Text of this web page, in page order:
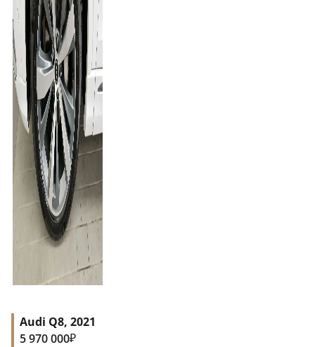
Audi Q8, 2021
5 970 000₽